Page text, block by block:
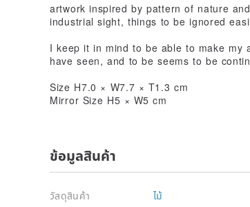
artwork inspired by pattern of nature
industrial sight, things to be ignored
I keep it in mind to be able to make my
have seen, and to be seems to be
Size H7.0 × W7.7 × T1.3 cm
Mirror Size H5 × W5 cm
ข้อมูลสินค้า
วัสดุสินค้า
ไม้